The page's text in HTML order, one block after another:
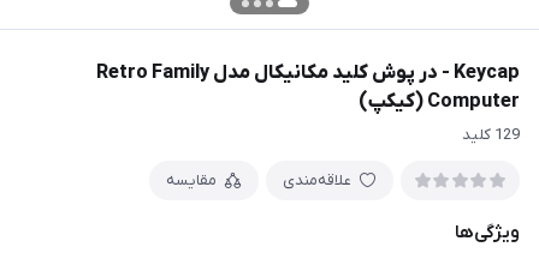
Keycap - در پوش کلید مکانیکال مدل Retro Family
Computer (کیکپ)
129 کلید
علاقه‌مندی مقایسه
ویژگی‌ها